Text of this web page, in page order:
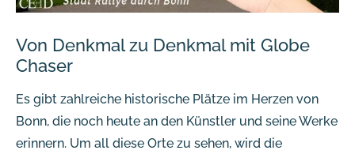
Von Denkmal zu Denkmal mit Globe
Chaser
Es gibt zahlreiche historische Plätze im Herzen von
Bonn, die noch heute an den Künstler und seine Werke
erinnern. Um all diese Orte zu sehen, wird die